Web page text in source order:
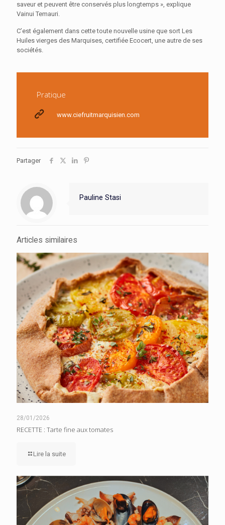
saveur et peuvent être conservés plus longtemps », explique
Vainui Temauri.
C’est également dans cette toute nouvelle usine que sort Les
Huiles vierges des Marquises, certifiée Ecocert, une autre de ses
sociétés.
Pratique
www.ciefruitmarquisien.com
Partager
Pauline Stasi
Articles similaires
28/01/2026
RECETTE : Tarte fine aux tomates
Lire la suite